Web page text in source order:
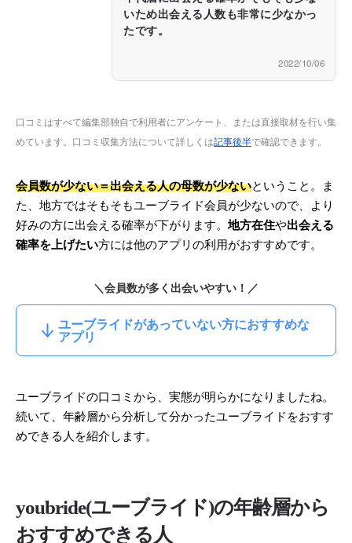
いため出会える人数も非常に少なかっ
たです。
2022/10/06
口コミはすべて編集部独自で利用者にアンケート、または直接取材を行い集
めています。口コミ収集方法について詳しくは記事後半で確認できます。
会員数が少ない＝出会える人の母数が少ないということ。ま
た、地方ではそもそもユーブライド会員が少ないので、より
好みの方に出会える確率が下がります。地方在住や出会える
確率を上げたい方には他のアプリの利用がおすすめです。
＼会員数が多く出会いやすい！／
ユーブライドがあっていない方におすすめな
アプリ
ユーブライドの口コミから、実態が明らかになりましたね。
続いて、年齢層から分析して分かったユーブライドをおすす
めできる人を紹介します。
youbride(ユーブライド)の年齢層から
おすすめできる人